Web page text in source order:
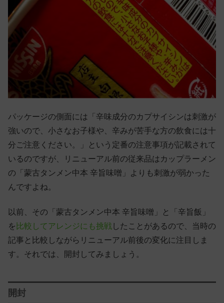
パッケージの側面には「辛味成分のカプサイシンは刺激が
強いので、小さなお子様や、辛みが苦手な方の飲食には十
分ご注意ください。」という定番の注意事項が記載されて
いるのですが、リニューアル前の従来品はカップラーメン
の「蒙古タンメン中本 辛旨味噌」よりも刺激が弱かった
んですよね。
以前、その「蒙古タンメン中本 辛旨味噌」と「辛旨飯」
を 比較してアレンジにも挑戦 したことがあるので、当時の
記事と比較しながらリニューアル前後の変化に注目しま
す。それでは、開封してみましょう。
開封